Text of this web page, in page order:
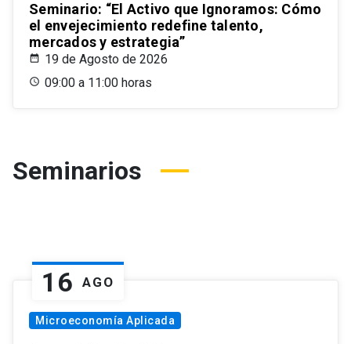
Seminario: “El Activo que Ignoramos: Cómo
el envejecimiento redefine talento,
mercados y estrategia”
19 de Agosto de 2026
09:00 a 11:00 horas
Seminarios
16 AGO
Microeconomía Aplicada